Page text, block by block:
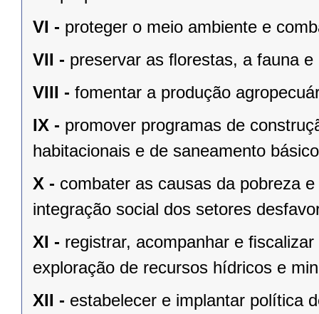
VI - proteger o meio ambiente e
VII - preservar as ﬂorestas, a fauna e
VIII - fomentar a produção
IX - promover programas de
habitacionais e de saneamento
X - combater as causas da pobreza
integração social dos setores
XI - registrar, acompanhar e
exploração de recursos hídricos e
XII - estabelecer e implantar política